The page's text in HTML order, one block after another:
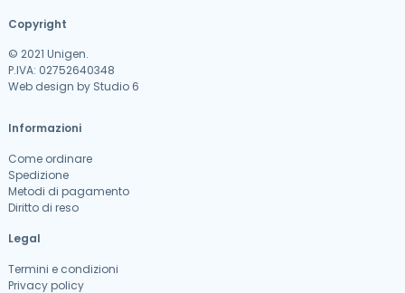
Copyright
© 2021 Unigen.
P.IVA: 02752640348
Web design by Studio 6
Informazioni
Come ordinare
Spedizione
Metodi di pagamento
Diritto di reso
Legal
Termini e condizioni
Privacy policy